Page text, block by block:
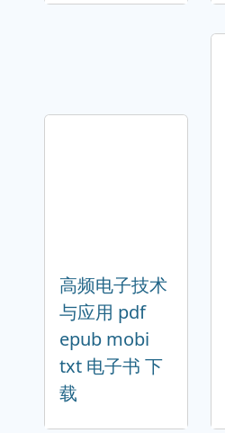
高频电子技术
与应用 pdf
epub mobi
txt 电子书 下
载